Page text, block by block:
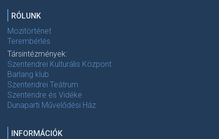
RÓLUNK
Mozitörténet
Terembérlés
Társintézmények:
Szentendrei Kulturális Központ
Barlang klub
Szentendrei Teátrum
Szentendre és Vidéke
Dunaparti Művelődési Ház
INFORMÁCIÓK